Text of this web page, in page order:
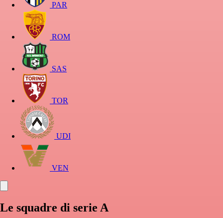
PAR
ROM
SAS
TOR
UDI
VEN
Le squadre di serie A